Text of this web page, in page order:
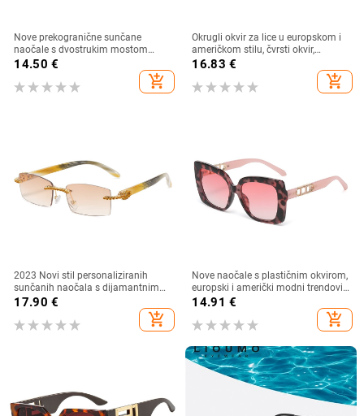
Nove prekogranične sunčane
naočale s dvostrukim mostom
nepravilnog oblika, europski i
američki stil, popularne, moderne
sunčane naočale, jedinstvene
14.50 €
add_shopping_cart
Okrugli okvir za lice u europskom i
američkom stilu, čvrsti okvir,
moderne retro okrugle metalne
naočale
16.83 €
add_shopping_cart
2023 Novi stil personaliziranih
sunčanih naočala s dijamantnim
umetkom, moderne i četvrtaste
naočale s dijamantnim rezom, hip
hop sunčane naočale u uličnom
17.90 €
add_shopping_cart
Nove naočale s plastičnim okvirom,
europski i američki modni trendovi
s velikim okvirom, sunčane naočale
14.91 €
add_shopping_cart